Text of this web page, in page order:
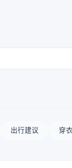
出行建议 穿